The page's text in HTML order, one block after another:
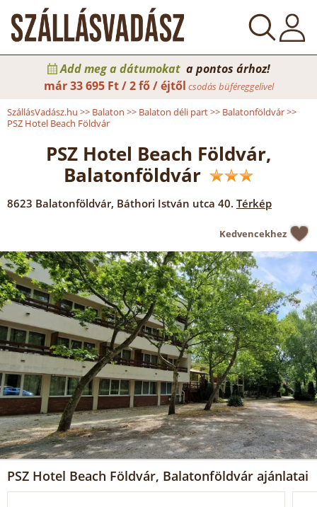
Add meg a dátumokat a pontos árhoz!
már33 695 Ft / 2 fő / éjtől csodás büféreggelivel
SzállásVadász.hu >> Balaton >> Balaton déli part>> Balatonföldvár>>
PSZ Hotel Beach Földvár
PSZ Hotel Beach Földvár,
Balatonföldvár
8623 Balatonföldvár, Báthori István utca 40. Térkép
Kedvencekhez
PSZ Hotel Beach Földvár, Balatonföldvár ajánlatai